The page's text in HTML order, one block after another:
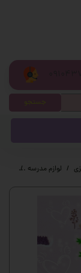
جستجو
لوازم مدرسه